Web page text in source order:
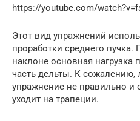
https://youtube.com/
Этот вид упражнений
проработки среднего
наклоне основная нагрузка
часть дельты. К
упражнение не правильно и
уходит на трапеции.